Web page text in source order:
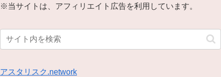
※当サイトは、アフィリエイト広告を利用しています。
アスタリスク.network